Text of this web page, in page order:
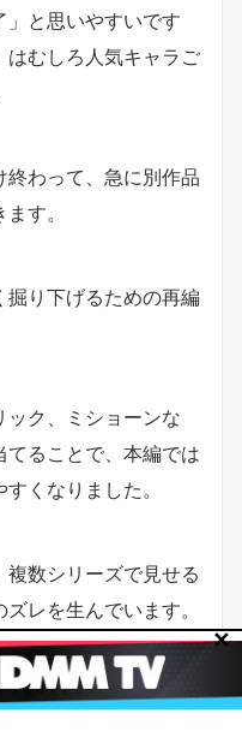
と思いやすいです
はむしろ人気キャラご
終わって、急に別作品
す。
掘り下げるための再編
ック、ミショーンな
てることで、本編では
くなりました。
数シリーズで見せる
レを生んでいます。
ル開始！
✕